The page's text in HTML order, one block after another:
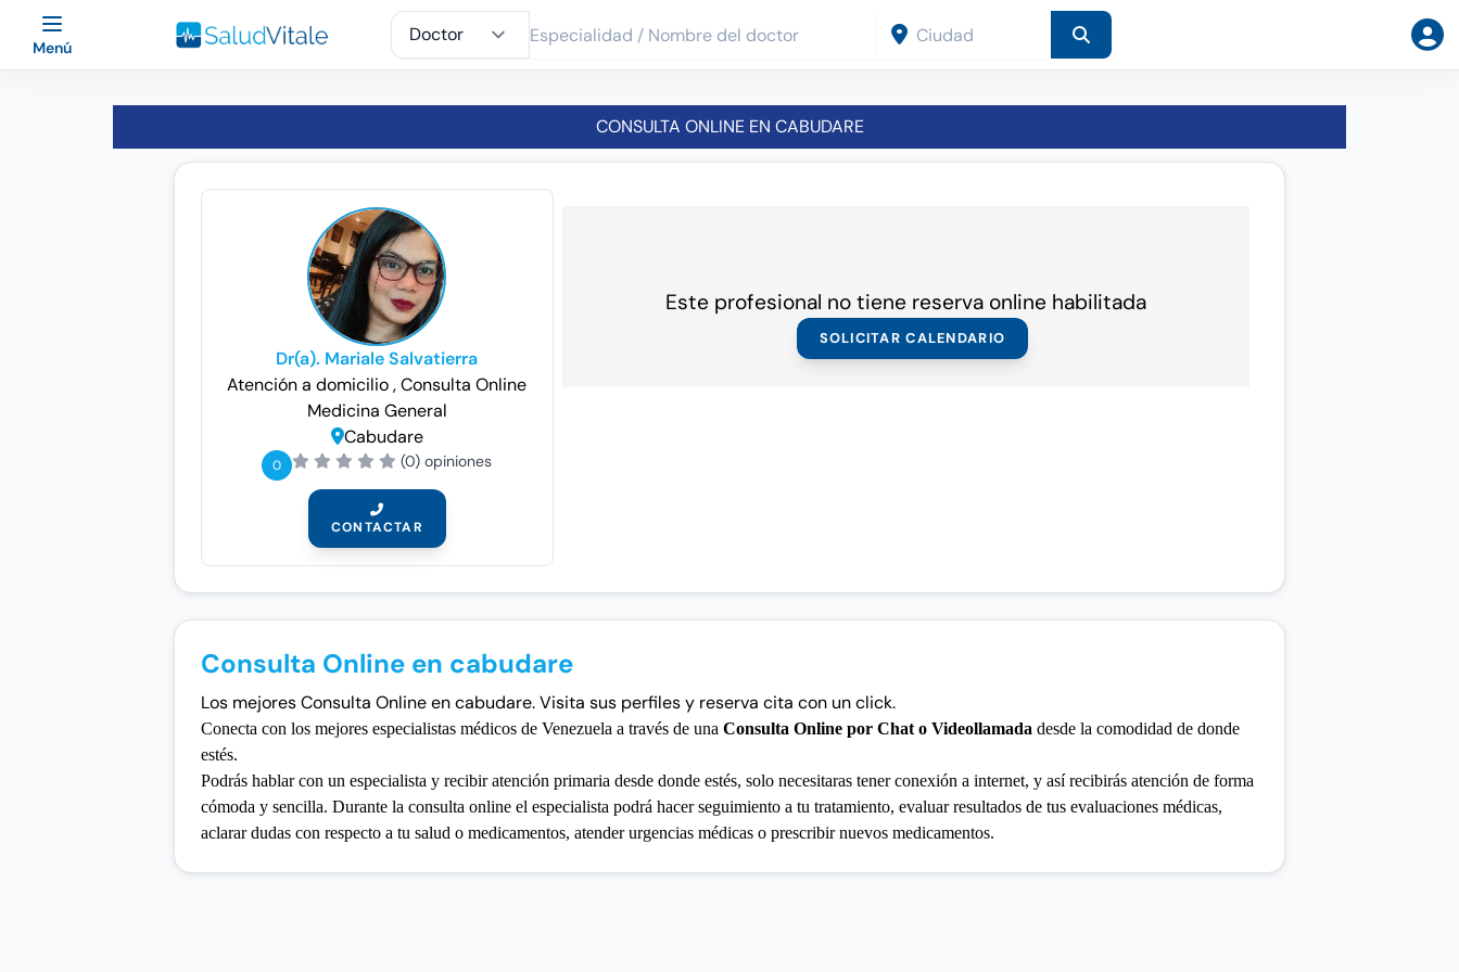
Menú
CONSULTA ONLINE EN CABUDARE
Dr(a). Mariale Salvatierra
Atención a domicilio, Consulta Online
Medicina General
Cabudare
0 (0) opiniones
CONTACTAR
Este profesional no tiene reserva online habilitada
SOLICITAR CALENDARIO
Consulta Online en cabudare
Los mejores Consulta Online en cabudare. Visita sus perfiles y reserva cita con un click.
Conecta con los mejores especialistas médicos de Venezuela a través de una Consulta Online por Chat o Videollamada desde la comodidad de donde
estés.
Podrás hablar con un especialista y recibir atención primaria desde donde estés, solo necesitaras tener conexión a internet, y así recibirás atención de forma
cómoda y sencilla. Durante la consulta online el especialista podrá hacer seguimiento a tu tratamiento, evaluar resultados de tus evaluaciones médicas,
aclarar dudas con respecto a tu salud o medicamentos, atender urgencias médicas o prescribir nuevos medicamentos.